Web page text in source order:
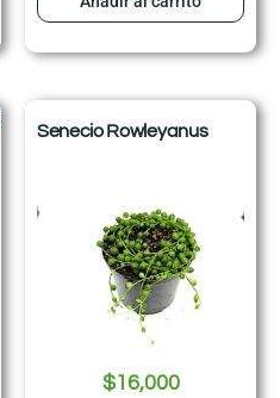
Senecio Rowleyanus
$16,000